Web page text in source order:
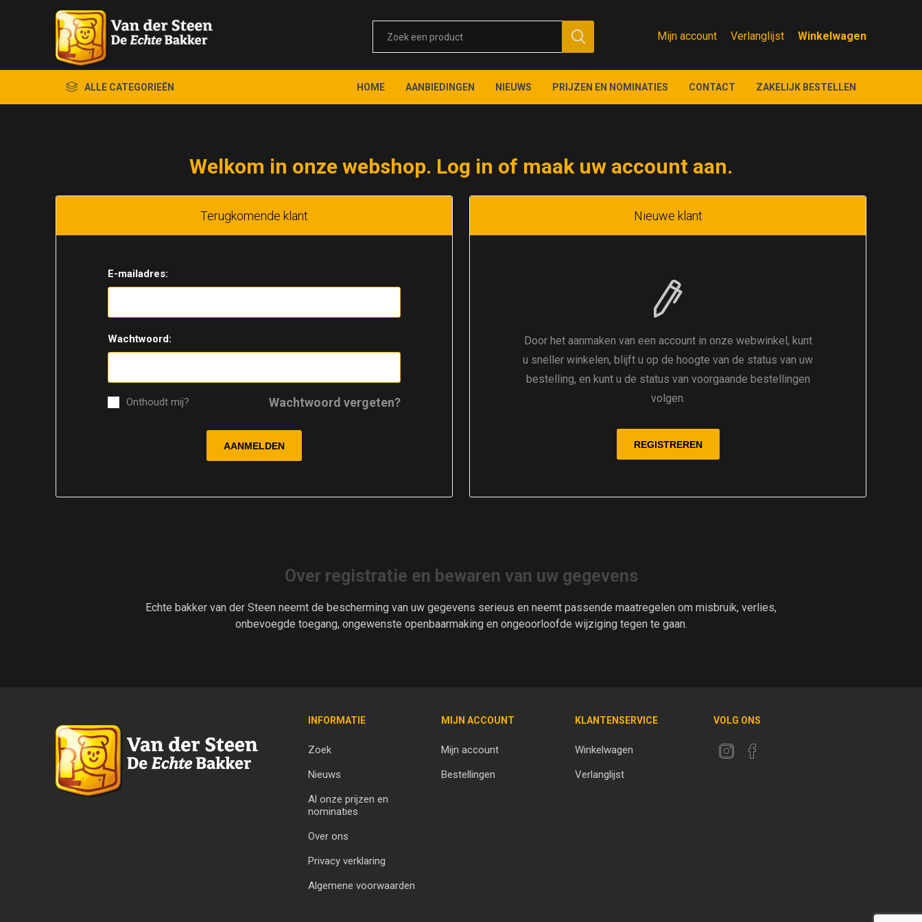
Mijn account Verlanglijst
ALLE CATEGORIEËN HOME AANBIEDINGEN NIEUWS PRIJZEN EN NOMINATIES CONTACT ZAKELIJK BESTELLEN
Welkom in onze webshop. Log in of maak uw account aan.
Nieuwe klant
Door het aanmaken van een account in onze webwinkel, kunt
u sneller winkelen, blijft u op de hoogte van de status van uw
bestelling, en kunt u de status van voorgaande bestellingen
volgen.
Terugkomende klant
E-mailadres:
Wachtwoord:
Wachtwoord vergeten?
Onthoudt mij?
Over registratie en bewaren van uw gegevens
Echte bakker van der Steen neemt de bescherming van uw gegevens serieus en neemt passende maatregelen om misbruik, verlies,
onbevoegde toegang, ongewenste openbaarmaking en ongeoorloofde wijziging tegen te gaan.
INFORMATIE
Zoek
Nieuws
Al onze prijzen en
nominaties
Over ons
Privacy verklaring
Algemene voorwaarden
MIJN ACCOUNT
Mijn account
Bestellingen
KLANTENSERVICE
Winkelwagen
Verlanglijst
VOLG ONS